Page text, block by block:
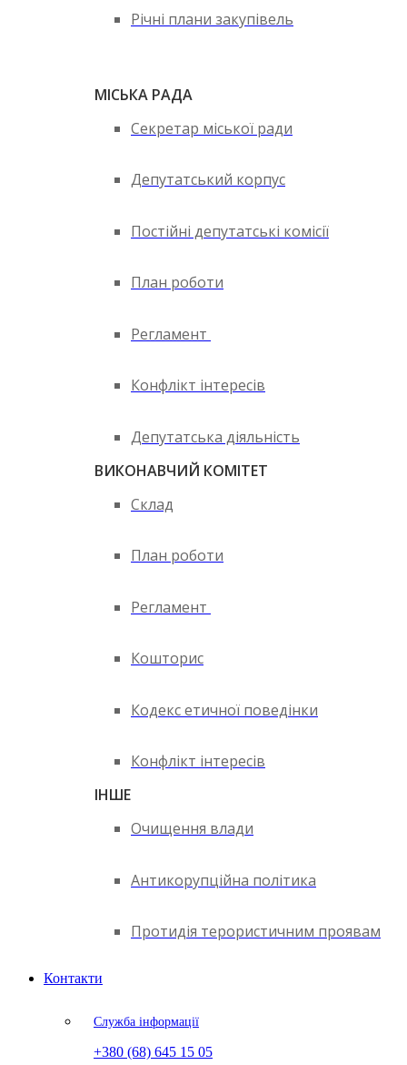
Річні плани закупівель
МІСЬКА РАДА
Секретар міської ради
Депутатський корпус
Постійні депутатські комісії
План роботи
Регламент
Конфлікт інтересів
Депутатська діяльність
ВИКОНАВЧИЙ КОМІТЕТ
Склад
План роботи
Регламент
Кошторис
Кодекс етичної поведінки
Конфлікт інтересів
ІНШЕ
Очищення влади
Антикорупційна політика
Протидія терористичним проявам
Контакти
Служба інформації
+380 (68) 645 15 05